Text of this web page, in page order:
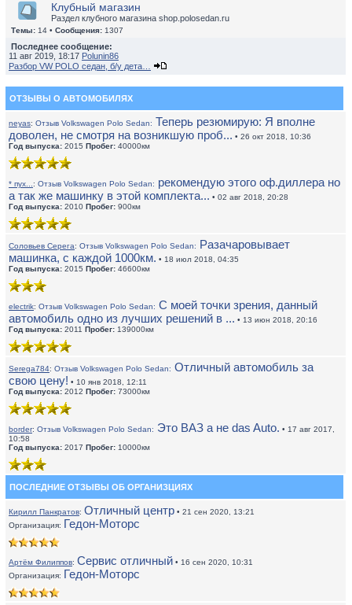
Клубный магазин
Раздел клубного магазина shop.polosedan.ru
Темы: 14 • Сообщения: 1307
Последнее сообщение:
11 авг 2019, 18:17 Polunin86
Разбор VW POLO седан, б/у дета…
ОТЗЫВЫ О АВТОМОБИЛЯХ
neyas: Отзыв Volkswagen Polo Sedan: Теперь резюмирую: Я вполне
доволен, не смотря на возникшую проб... • 26 окт 2018, 10:36
Год выпуска: 2015 Пробег: 40000км
* пух... : Отзыв Volkswagen Polo Sedan: рекомендую этого оф.диллера но
а так же машинку в этой комплекта... • 02 авг 2018, 20:28
Год выпуска: 2010 Пробег: 900км
Соловьев Серега: Отзыв Volkswagen Polo Sedan: Разачаровывает
машинка, с каждой 1000км. • 18 июл 2018, 04:35
Год выпуска: 2015 Пробег: 46600км
electrik: Отзыв Volkswagen Polo Sedan: С моей точки зрения, данный
автомобиль одно из лучших решений в ... • 13 июн 2018, 20:16
Год выпуска: 2011 Пробег: 139000км
Serega784: Отзыв Volkswagen Polo Sedan: Отличный автомобиль за
свою цену! • 10 янв 2018, 12:11
Год выпуска: 2012 Пробег: 73000км
border: Отзыв Volkswagen Polo Sedan: Это ВАЗ а не das Auto. • 17 авг 2017,
10:58
Год выпуска: 2017 Пробег: 10000км
ПОСЛЕДНИЕ ОТЗЫВЫ ОБ ОРГАНИЗЦИЯХ
Кирилл Панкратов: Отличный центр • 21 сен 2020, 13:21
Организация: Гедон-Моторс
Артём Филиппов: Сервис отличный • 16 сен 2020, 10:31
Организация: Гедон-Моторс